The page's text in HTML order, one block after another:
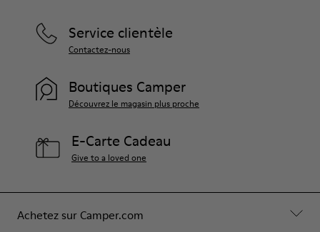
Achetez sur Camper.com
Service clientèle
Contactez-nous
Boutiques Camper
Découvrez le magasin plus proche
E-Carte Cadeau
Give to a loved one